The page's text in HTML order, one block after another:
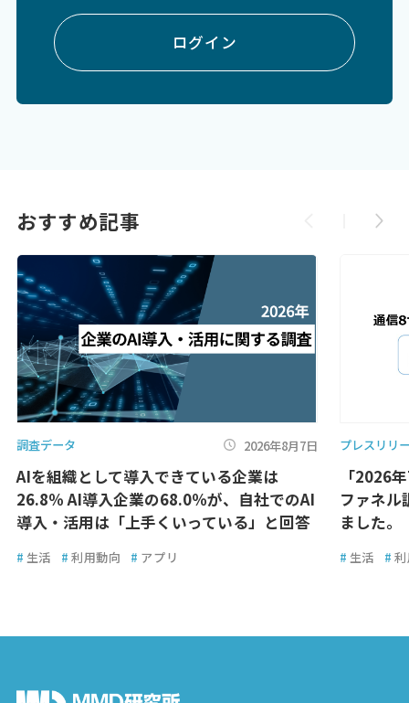
ログイン
おすすめ記事
調査データ 2026年8月7日
AIを組織として導入できている企業は
26.8％ AI導入企業の68.0％が、自社でのAI
導入・活用は「上手くいっている」と回答
# 生活 # 利用動向 # アプリ
プレスリリ
「2026
ファネル
ました。
# 生活 #